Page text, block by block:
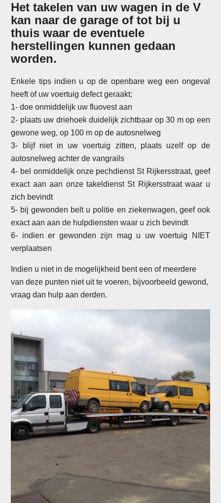
Het takelen van uw wagen in de V
kan naar de garage of tot bij u
thuis waar de eventuele
herstellingen kunnen gedaan
worden.
Enkele tips indien u op de openbare weg een ongeval
heeft of uw voertuig defect geraakt;
1- doe onmiddelijk uw fluovest aan
2- plaats uw driehoek duidelijk zichtbaar op 30 m op een
gewone weg, op 100 m op de autosnelweg
3- blijf niet in uw voertuig zitten, plaats uzelf op de
autosnelweg achter de vangrails
4- bel onmiddelijk onze pechdienst St Rijkersstraat, geef
exact aan aan onze takeldienst St Rijkersstraat waar u
zich bevindt
5- bij gewonden belt u politie en ziekenwagen, geef ook
exact aan aan de hulpdiensten waar u zich bevindt
6- indien er gewonden zijn mag u uw voertuig NIET
verplaatsen
Indien u niet in de mogelijkheid bent een of meerdere
van deze punten niet uit te voeren, bijvoorbeeld gewond,
vraag dan hulp aan derden.